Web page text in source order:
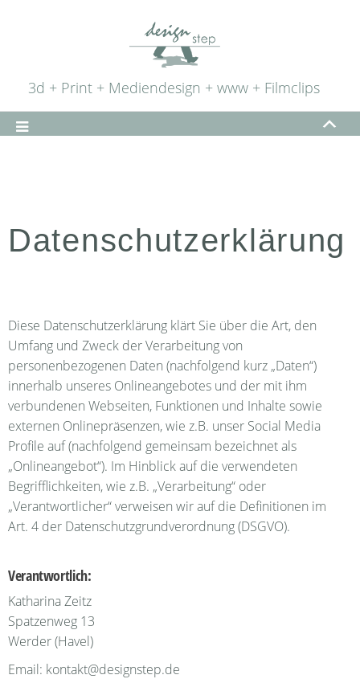
3d + Print + Mediendesign + www + Filmclips
Datenschutzerklärung
Diese Datenschutzerklärung klärt Sie über die Art, den
Umfang und Zweck der Verarbeitung von
personenbezogenen Daten (nachfolgend kurz „Daten“)
innerhalb unseres Onlineangebotes und der mit ihm
verbundenen Webseiten, Funktionen und Inhalte sowie
externen Onlinepräsenzen, wie z.B. unser Social Media
Profile auf (nachfolgend gemeinsam bezeichnet als
„Onlineangebot“). Im Hinblick auf die verwendeten
Begrifflichkeiten, wie z.B. „Verarbeitung“ oder
„Verantwortlicher“ verweisen wir auf die Definitionen im
Art. 4 der Datenschutzgrundverordnung (DSGVO).
Verantwortlich:
Katharina Zeitz
Spatzenweg 13
Werder (Havel)
Email: kontakt@designstep.de